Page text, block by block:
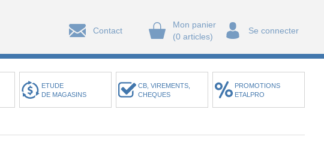
Contact
Mon panier
(0 articles)
Se connecter
ETUDE
DE MAGASINS
CB, VIREMENTS,
CHEQUES
PROMOTIONS
ETALPRO